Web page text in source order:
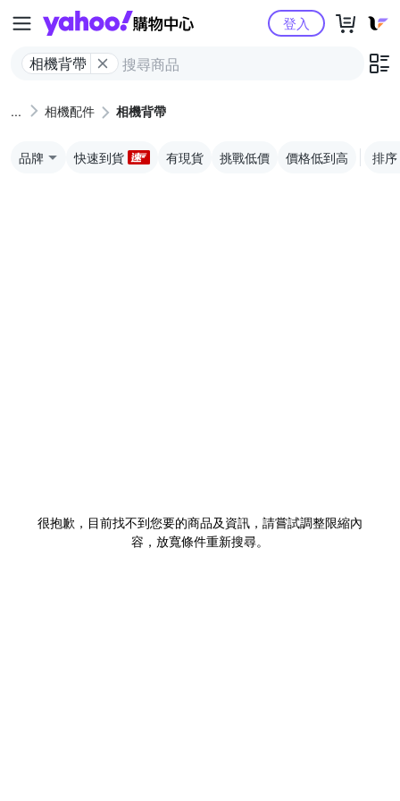
Yahoo購物中心
相機背帶
登入
相機配件 相機背帶
品牌 快速到貨 有現貨 挑戰低價 價格低到高 排序
很抱歉，目前找不到您要的商品及資訊，請嘗試調整限縮內
容，放寬條件重新搜尋。